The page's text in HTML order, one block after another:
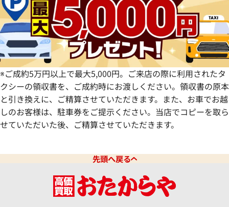
大分県
宮崎県
鹿児島県
※ご成約5万円以上で最大5,000円。ご来店の際に利用されたタ
クシーの領収書を、ご成約時にお渡しください。領収書の原本
と引き換えに、ご精算させていただきます。また、お車でお越
しのお客様は、駐車券をご提示ください。当店でコピーを取ら
せていただいた後、ご精算させていただきます。
先頭へ戻る